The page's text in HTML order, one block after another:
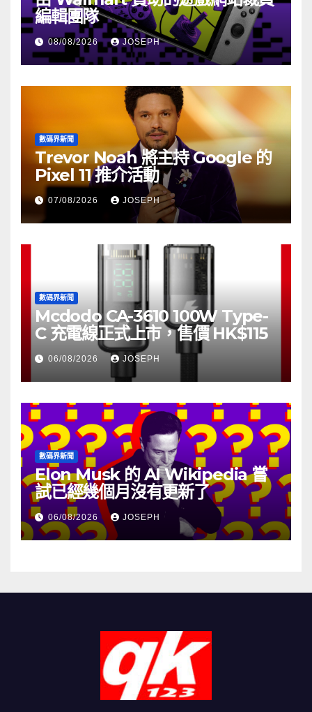
編輯團隊
08/08/2026 JOSEPH
數碼界新聞
Trevor Noah 將主持 Google 的
Pixel 11 推介活動
07/08/2026 JOSEPH
數碼界新聞
Mcdodo CA-3610 100W Type-
C 充電線正式上市，售價 HK$115
06/08/2026 JOSEPH
數碼界新聞
Elon Musk 的 AI Wikipedia 嘗
試已經幾個月沒有更新了
06/08/2026 JOSEPH